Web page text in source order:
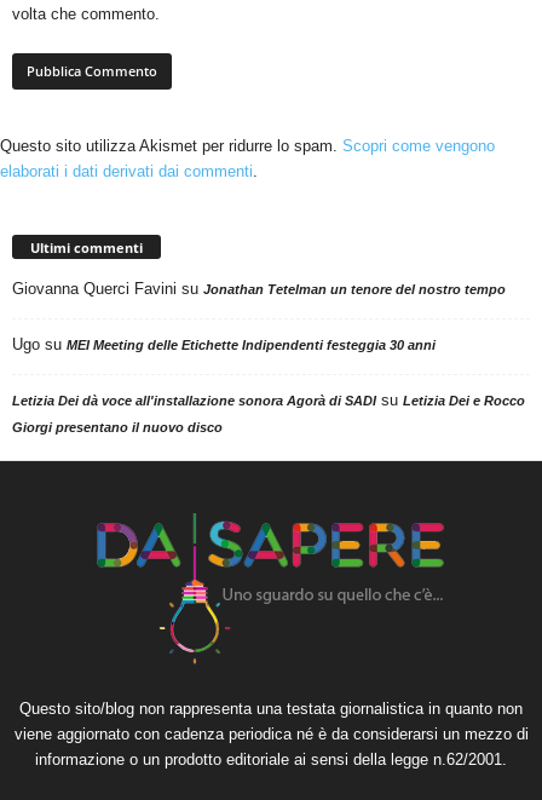
volta che commento.
Questo sito utilizza Akismet per ridurre lo spam. Scopri come vengono
elaborati i dati derivati dai commenti.
Ultimi commenti
Giovanna Querci Favini su Jonathan Tetelman un tenore del nostro tempo
Ugo su MEI Meeting delle Etichette Indipendenti festeggia 30 anni
Letizia Dei dà voce all'installazione sonora Agorà di SADIsu Letizia Dei e Rocco
Giorgi presentano il nuovo disco
Questo sito/blog non rappresenta una testata giornalistica in quanto non
viene aggiornato con cadenza periodica né è da considerarsi un mezzo di
informazione o un prodotto editoriale ai sensi della legge n.62/2001.